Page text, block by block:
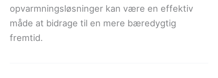
opvarmningsløsninger kan være en effektiv
måde at bidrage til en mere bæredygtig
fremtid.